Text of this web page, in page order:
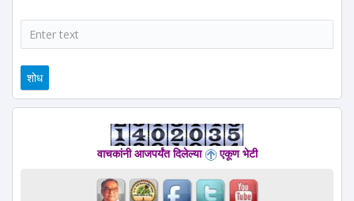
शोध
वाचकांनी आजपर्यंत दिलेल्या एकूण भेटी